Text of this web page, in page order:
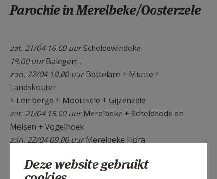
Parochie in Merelbeke/Oosterzele
zat. 21/04 16.00 uurScheldewindeke
18.00 uurBalegem .
zon. 22/04 10.00 uurBottelare + Munte +
Landskouter
+ Lemberge + Moortsele + Gijzenzele
zat. 21/04 15.00 uurMerelbeke + Scheldeode en
Melsen + Vogelhoek
zon. 22/04 09.00 uurMerelbeke Flora
Deze website gebruikt